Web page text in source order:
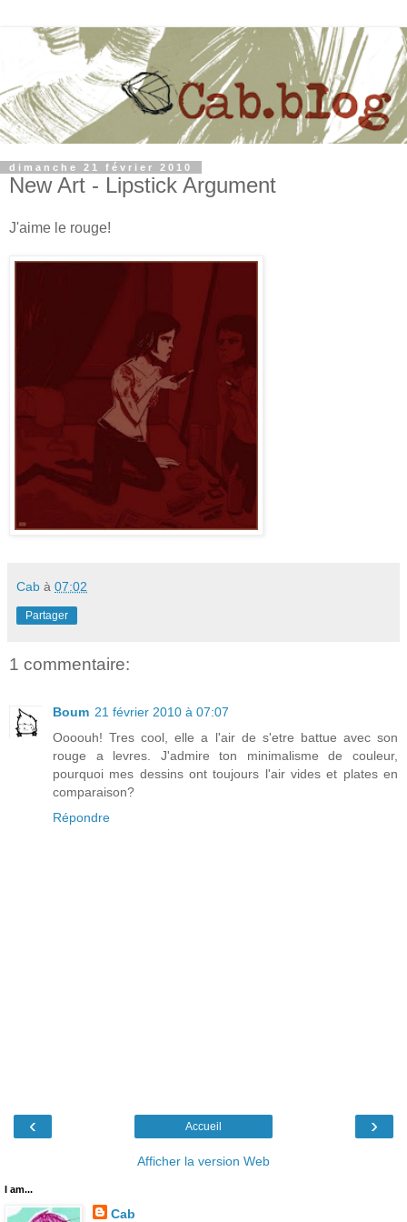
dimanche 21 février 2010
New Art - Lipstick Argument
J'aime le rouge!
Cab à 07:02
Partager
1 commentaire:
Boum 21 février 2010 à 07:07
Oooouh! Tres cool, elle a l'air de s'etre battue avec son
rouge a levres. J'admire ton minimalisme de couleur,
pourquoi mes dessins ont toujours l'air vides et plates en
comparaison?
Répondre
‹ ›
Accueil
Afficher la version Web
I am...
Cab